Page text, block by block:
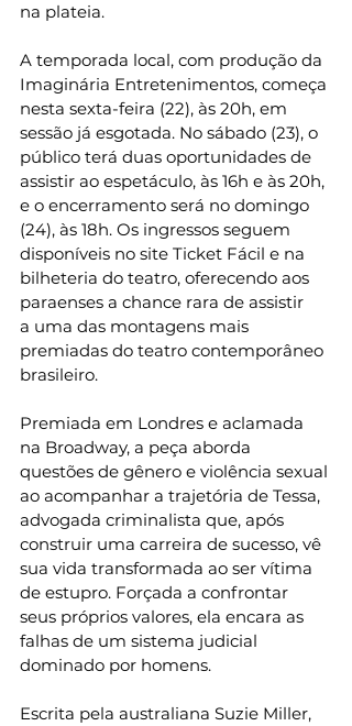
na plateia.
A temporada local, com produção da
Imaginária Entretenimentos, começa
nesta sexta-feira (22), às 20h, em
sessão já esgotada. No sábado (23), o
público terá duas oportunidades de
assistir ao espetáculo, às 16h e às 20h,
e o encerramento será no domingo
(24), às 18h. Os ingressos seguem
disponíveis no site Ticket Fácil e na
bilheteria do teatro, oferecendo aos
paraenses a chance rara de assistir
a uma das montagens mais
premiadas do teatro contemporâneo
brasileiro.
Premiada em Londres e aclamada
na Broadway, a peça aborda
questões de gênero e violência sexual
ao acompanhar a trajetória de Tessa,
advogada criminalista que, após
construir uma carreira de sucesso, vê
sua vida transformada ao ser vítima
de estupro. Forçada a confrontar
seus próprios valores, ela encara as
falhas de um sistema judicial
dominado por homens.
Escrita pela australiana Suzie Miller,